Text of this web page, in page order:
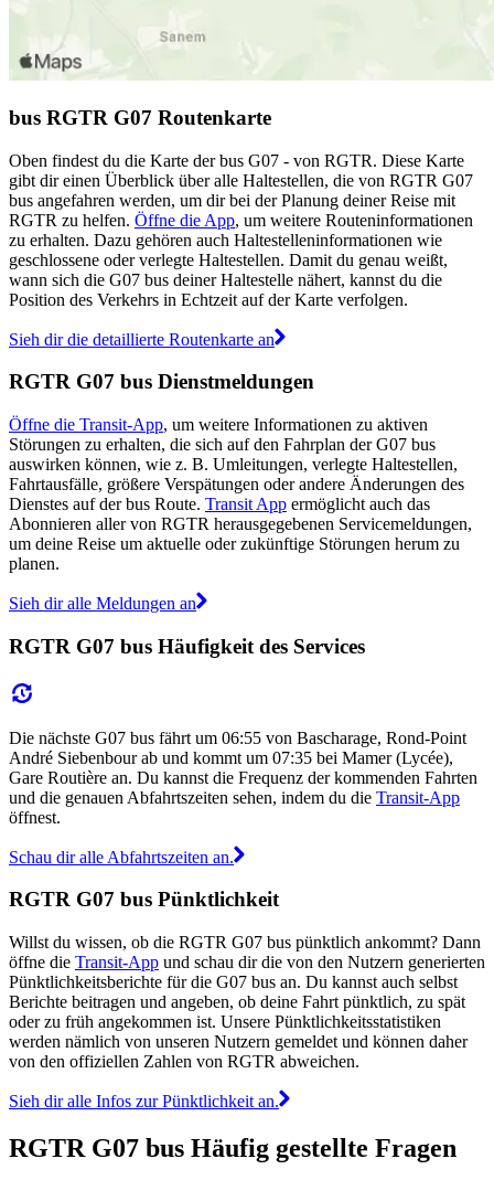
bus RGTR G07 Routenkarte
Oben findest du die Karte der bus G07 - von RGTR. Diese Karte
gibt dir einen Überblick über alle Haltestellen, die von RGTR G07
bus angefahren werden, um dir bei der Planung deiner Reise mit
RGTR zu helfen. Öffne die App, um weitere Routeninformationen
zu erhalten. Dazu gehören auch Haltestelleninformationen wie
geschlossene oder verlegte Haltestellen. Damit du genau weißt,
wann sich die G07 bus deiner Haltestelle nähert, kannst du die
Position des Verkehrs in Echtzeit auf der Karte verfolgen.
Sieh dir die detaillierte Routenkarte an
RGTR G07 bus Dienstmeldungen
Öffne die Transit-App, um weitere Informationen zu aktiven
Störungen zu erhalten, die sich auf den Fahrplan der G07 bus
auswirken können, wie z. B. Umleitungen, verlegte Haltestellen,
Fahrtausfälle, größere Verspätungen oder andere Änderungen des
Dienstes auf der bus Route. Transit App ermöglicht auch das
Abonnieren aller von RGTR herausgegebenen Servicemeldungen,
um deine Reise um aktuelle oder zukünftige Störungen herum zu
planen.
Sieh dir alle Meldungen an
RGTR G07 bus Häufigkeit des Services
Die nächste G07 bus fährt um 06:55 von Bascharage, Rond-Point
André Siebenbour ab und kommt um 07:35 bei Mamer (Lycée),
Gare Routière an. Du kannst die Frequenz der kommenden Fahrten
und die genauen Abfahrtszeiten sehen, indem du die Transit-App
öffnest.
Schau dir alle Abfahrtszeiten an.
RGTR G07 bus Pünktlichkeit
Willst du wissen, ob die RGTR G07 bus pünktlich ankommt? Dann
öffne die Transit-App und schau dir die von den Nutzern generierten
Pünktlichkeitsberichte für die G07 bus an. Du kannst auch selbst
Berichte beitragen und angeben, ob deine Fahrt pünktlich, zu spät
oder zu früh angekommen ist. Unsere Pünktlichkeitsstatistiken
werden nämlich von unseren Nutzern gemeldet und können daher
von den offiziellen Zahlen von RGTR abweichen.
Sieh dir alle Infos zur Pünktlichkeit an.
RGTR G07 bus Häufig gestellte Fragen